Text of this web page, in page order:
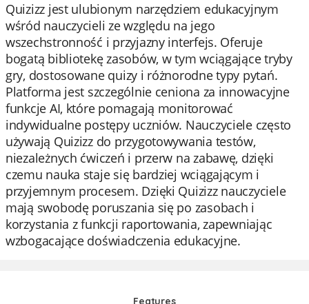
Quizizz jest ulubionym narzędziem edukacyjnym
wśród nauczycieli ze względu na jego
wszechstronność i przyjazny interfejs. Oferuje
bogatą bibliotekę zasobów, w tym wciągające tryby
gry, dostosowane quizy i różnorodne typy pytań.
Platforma jest szczególnie ceniona za innowacyjne
funkcje AI, które pomagają monitorować
indywidualne postępy uczniów. Nauczyciele często
używają Quizizz do przygotowywania testów,
niezależnych ćwiczeń i przerw na zabawę, dzięki
czemu nauka staje się bardziej wciągającym i
przyjemnym procesem. Dzięki Quizizz nauczyciele
mają swobodę poruszania się po zasobach i
korzystania z funkcji raportowania, zapewniając
wzbogacające doświadczenia edukacyjne.
Features